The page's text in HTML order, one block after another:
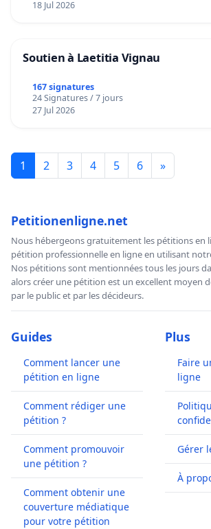
18 Jul 2026
Soutien à Laetitia Vignau
167 signatures
24 Signatures / 7 jours
27 Jul 2026
1 2 3 4 5 6 »
Petitionenligne.net
Nous hébergeons gratuitement les pétitions en
pétition professionnelle en ligne en utilisant
Nos pétitions sont mentionnées tous les jours
alors créer une pétition est un excellent moyen
par le public et par les décideurs.
Guides
Comment lancer une
pétition en ligne
Comment rédiger une
pétition ?
Comment promouvoir
une pétition ?
Comment obtenir une
couverture médiatique
pour votre pétition
Plus
Faire
ligne
Gérer
À